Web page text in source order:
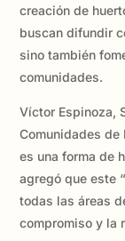
creación de
buscan difundir
sino también
comunidades.
Víctor Espinoza,
Comunidades
es una forma de
agregó que este
todas las áreas
compromiso y la